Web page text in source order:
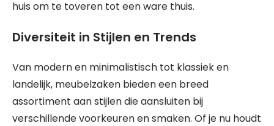
huis om te toveren tot een ware thuis.
Diversiteit in Stijlen en Trends
Van modern en minimalistisch tot klassiek en
landelijk, meubelzaken bieden een breed
assortiment aan stijlen die aansluiten bij
verschillende voorkeuren en smaken. Of je nu houdt